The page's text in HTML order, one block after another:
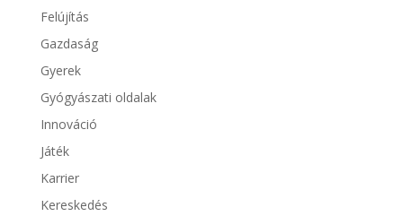
Felújítás
Gazdaság
Gyerek
Gyógyászati oldalak
Innováció
Játék
Karrier
Kereskedés